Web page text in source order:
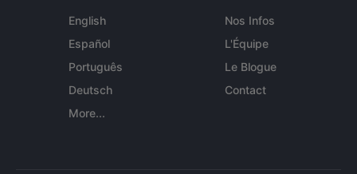
English
Español
Português
Deutsch
More...
Nos Infos
L'Équipe
Le Blogue
Contact